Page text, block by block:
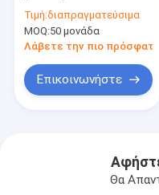
τετραγωνική
μπαταρία έλξης
LiFePO4 3.2V32AH
Τιμή:διαπραγματεύσιμα
MOQ:50 μονάδα
Λάβετε την πιο πρόσφατη
Επικοινωνήστε
Θα